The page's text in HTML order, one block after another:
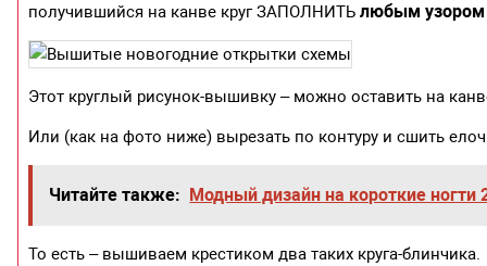
получившийся на канве круг ЗАПОЛНИТЬлюбым узором
Этот круглый рисунок-вышивку – можно оставить на
Или (как на фото ниже) вырезать по контуру и сшить
Читайте также: Модный дизайн на короткие ногти
То есть – вышиваем крестиком два таких круга-блинчика.